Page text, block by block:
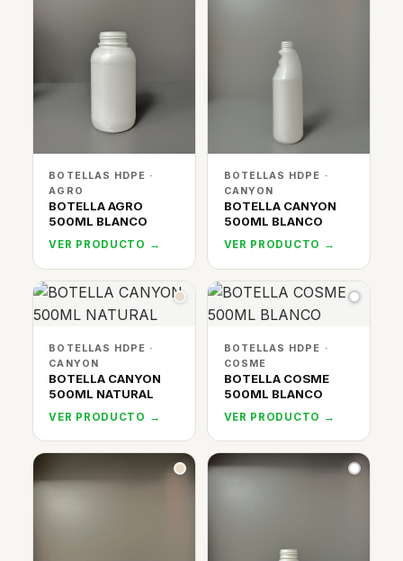
BOTELLAS HDPE ·
AGRO
BOTELLA AGRO
500ML BLANCO
VER PRODUCTO →
BOTELLAS HDPE ·
CANYON
BOTELLA CANYON
500ML BLANCO
VER PRODUCTO →
BOTELLAS HDPE ·
CANYON
BOTELLA CANYON
500ML NATURAL
VER PRODUCTO →
BOTELLAS HDPE ·
COSME
BOTELLA COSME
500ML BLANCO
VER PRODUCTO →